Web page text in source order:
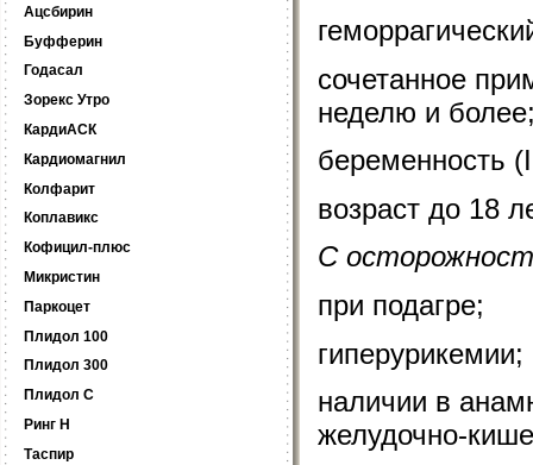
Ацсбирин
Буфферин
Годасал
Зорекс Утро
КардиАСК
Кардиомагнил
Колфарит
Коплавикс
Кофицил-плюс
Микристин
Паркоцет
Плидол 100
Плидол 300
Плидол С
Ринг Н
Таспир
сочетанное
неделю и
беременность
возраст до 18
С
при подагре;
гиперурикемии;
наличии в
желудочно-